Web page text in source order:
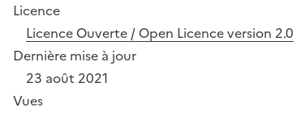
Licence
Licence Ouverte / Open Licence version 2.0
Dernière mise à jour
23 août 2021
Vues